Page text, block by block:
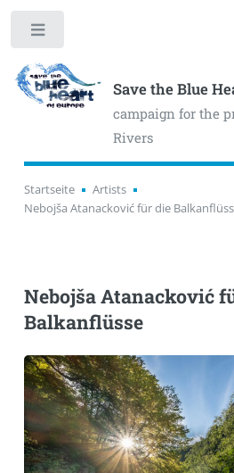
Save the Blue
campaign for the
Rivers
Startseite
Artists
Nebojša Atanacković für die
Nebojša Atanacković
Balkanflüsse